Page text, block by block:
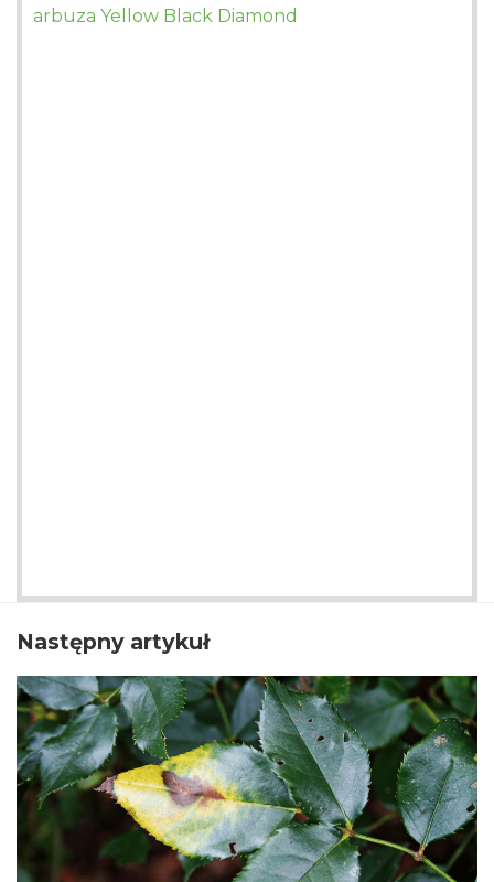
arbuza Yellow Black Diamond
Następny artykuł